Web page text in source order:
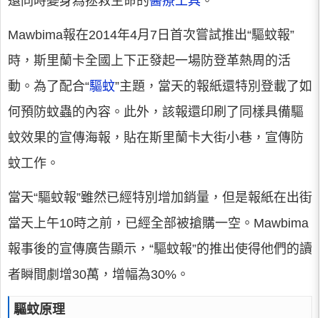
Mawbima報在2014年4月7日首次嘗試推出“驅蚊報”
時，斯里蘭卡全國上下正發起一場防登革熱周的活
動。為了配合“驅蚊”主題，當天的報紙還特別登載了如
何預防蚊蟲的內容。此外，該報還印刷了同樣具備驅
蚊效果的宣傳海報，貼在斯里蘭卡大街小巷，宣傳防
蚊工作。
當天“驅蚊報”雖然已經特別增加銷量，但是報紙在出街
當天上午10時之前，已經全部被搶購一空。Mawbima
報事後的宣傳廣告顯示，“驅蚊報”的推出使得他們的讀
者瞬間劇增30萬，增幅為30%。
驅蚊原理